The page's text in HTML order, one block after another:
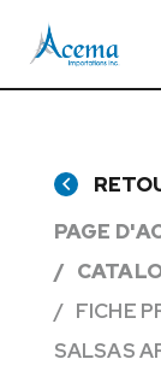
PAGE
FICHE
SALSAS